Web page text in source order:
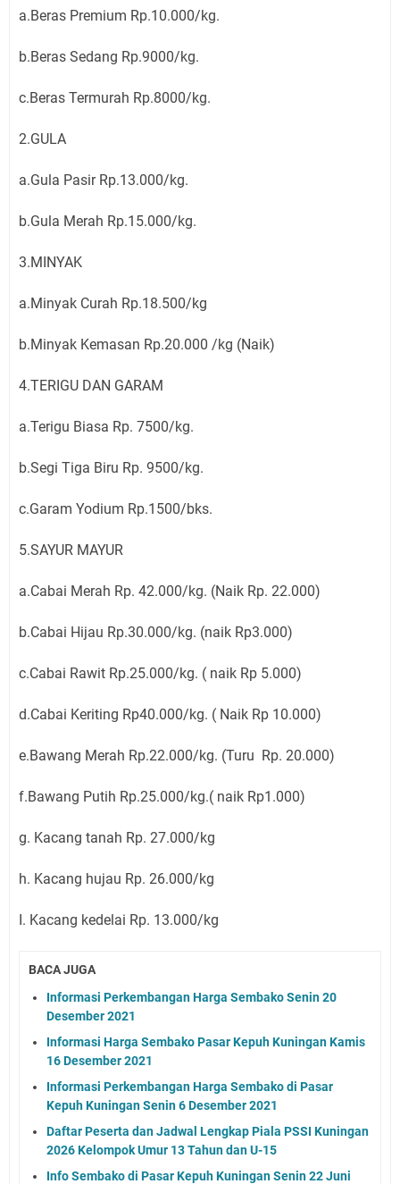
a.Beras Premium Rp.10.000/kg.
b.Beras Sedang Rp.9000/kg.
c.Beras Termurah Rp.8000/kg.
2.GULA
a.Gula Pasir Rp.13.000/kg.
b.Gula Merah Rp.15.000/kg.
3.MINYAK
a.Minyak Curah Rp.18.500/kg
b.Minyak Kemasan Rp.20.000 /kg (Naik)
4.TERIGU DAN GARAM
a.Terigu Biasa Rp. 7500/kg.
b.Segi Tiga Biru Rp. 9500/kg.
c.Garam Yodium Rp.1500/bks.
5.SAYUR MAYUR
a.Cabai Merah Rp. 42.000/kg. (Naik Rp. 22.000)
b.Cabai Hijau Rp.30.000/kg. (naik Rp3.000)
c.Cabai Rawit Rp.25.000/kg. ( naik Rp 5.000)
d.Cabai Keriting Rp40.000/kg. ( Naik Rp 10.000)
e.Bawang Merah Rp.22.000/kg. (Turu Rp. 20.000)
f.Bawang Putih Rp.25.000/kg.( naik Rp1.000)
g. Kacang tanah Rp. 27.000/kg
h. Kacang hujau Rp. 26.000/kg
I. Kacang kedelai Rp. 13.000/kg
BACA JUGA
Informasi Perkembangan Harga Sembako Senin 20
Desember 2021
Informasi Harga Sembako Pasar Kepuh Kuningan Kamis
16 Desember 2021
Informasi Perkembangan Harga Sembako di Pasar
Kepuh Kuningan Senin 6 Desember 2021
Daftar Peserta dan Jadwal Lengkap Piala PSSI Kuningan
2026 Kelompok Umur 13 Tahun dan U-15
Info Sembako di Pasar Kepuh Kuningan Senin 22 Juni